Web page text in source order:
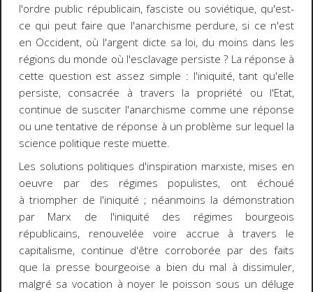
l'ordre public républicain, fasciste ou soviétique, qu'est-
ce qui peut faire que l'anarchisme perdure, si ce n'est
en Occident, où l'argent dicte sa loi, du moins dans les
régions du monde où l'esclavage persiste ? La réponse à
cette question est assez simple : l'iniquité, tant qu'elle
persiste, consacrée à travers la propriété ou l'Etat,
continue de susciter l'anarchisme comme une réponse
ou une tentative de réponse à un problème sur lequel la
science politique reste muette.
Les solutions politiques d'inspiration marxiste, mises en
oeuvre par des régimes populistes, ont échoué
à triompher de l'iniquité ; néanmoins la démonstration
par Marx de l'iniquité des régimes bourgeois
républicains, renouvelée voire accrue à travers le
capitalisme, continue d'être corroborée par des faits
que la presse bourgeoise a bien du mal à dissimuler,
malgré sa vocation à noyer le poisson sous un déluge